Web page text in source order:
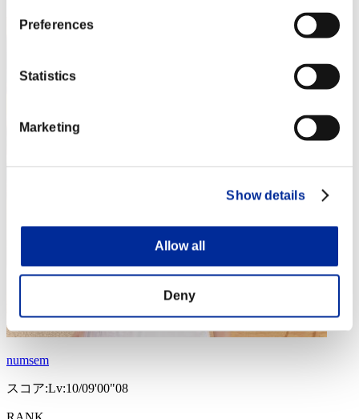
Preferences
Statistics
Marketing
Show details
Allow all
Deny
numsem
スコア:Lv:10/09'00"08